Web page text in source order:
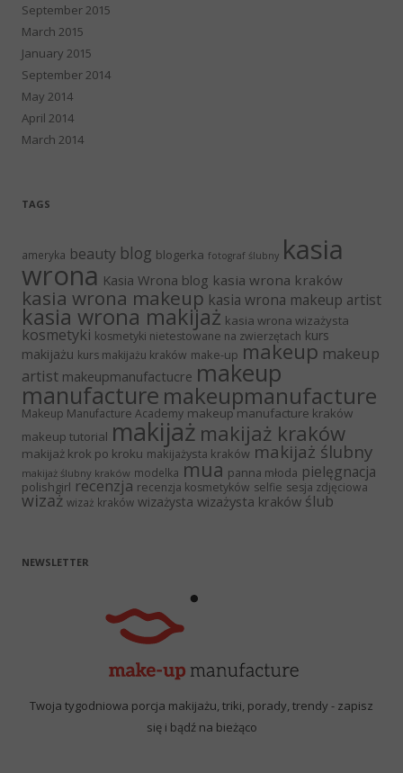
September 2015
March 2015
January 2015
September 2014
May 2014
April 2014
March 2014
TAGS
ameryka beauty blog blogerka fotograf ślubny kasia
wrona Kasia Wrona blog kasia wrona kraków
kasia wrona makeup kasia wrona makeup artist
kasia wrona makijaż kasia wrona wizażysta
kosmetyki kosmetyki nietestowane na zwierzętach kurs
makijażu kurs makijażu kraków make-up makeup makeup
artist makeupmanufactucre makeup
manufacture makeupmanufacture
Makeup Manufacture Academy makeup manufacture kraków
makeup tutorial makijaż makijaż kraków
makijaż krok po kroku makijażysta kraków makijaż ślubny
makijaż ślubny kraków modelka mua panna młoda pielęgnacja
polishgirl recenzja recenzja kosmetyków selfie sesja zdjęciowa
wizaż wizaż kraków wizażysta wizażysta kraków ślub
NEWSLETTER
Twoja tygodniowa porcja makijażu, triki, porady, trendy - zapisz
się i bądź na bieżąco